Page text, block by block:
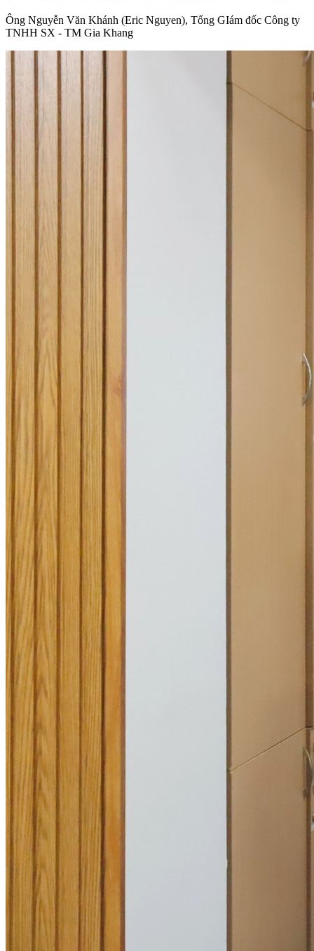
Ông Nguyễn Văn Khánh (Eric Nguyen), Tổng GIám đốc Công ty
TNHH SX - TM Gia Khang